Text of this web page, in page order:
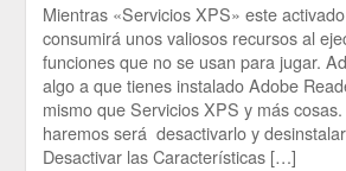
Mientras «Servicios XPS» este
consumirá unos valiosos recursos al
funciones que no se usan para jugar.
algo a que tienes instalado Adobe
mismo que Servicios XPS y más
haremos será desactivarlo y
Desactivar las Características […]